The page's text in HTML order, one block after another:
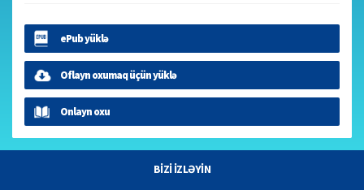
ePub yüklə
Oflayn oxumaq üçün yüklə
Onlayn oxu
BİZİ İZLƏYİN